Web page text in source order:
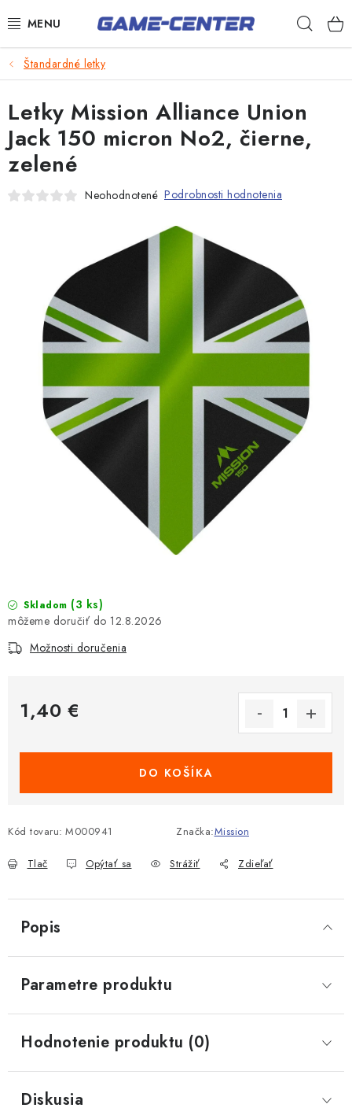
na
Šípky
Poker
Stolný futbal
Akčný tovar
Darčekové poukazy
Štandardné letky
Skladom (3 ks)
12.8.2026
Možnosti doručenia
1,40 €
DO KOŠÍKA
Kód tovaru: M000941 Značka:Mission
Tlač Opýtať sa Strážiť Zdieľať
Letky Mission Alliance Union
Jack 150 micron No2, čierne,
zelené
Neohodnotené Podrobnosti hodnotenia
Popis
Parametre produktu
Hodnotenie produktu (0)
Diskusia